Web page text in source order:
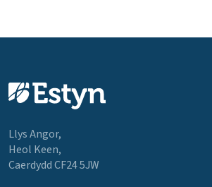
Llys Angor,
Heol Keen,
Caerdydd CF24 5JW